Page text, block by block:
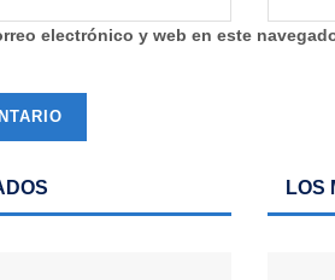
electrónico y web en este
LOS